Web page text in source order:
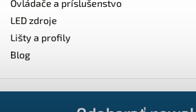
Ovládače a príslušenstvo
LED zdroje
Lišty a profily
Blog